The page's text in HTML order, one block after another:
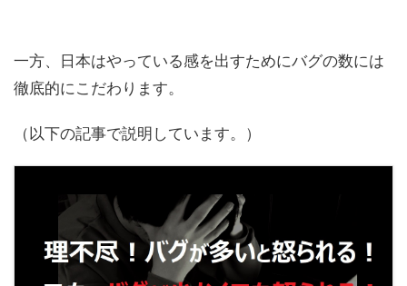
一方、 日本はやっている感を出すためにバグの数には
徹底的にこだわります。
（以下の記事で説明しています。）